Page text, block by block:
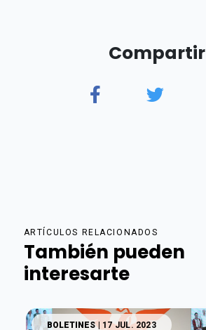
Compartir
ARTÍCULOS RELACIONADOS
También pueden
interesarte
BOLETINES| 17 JUL. 2023